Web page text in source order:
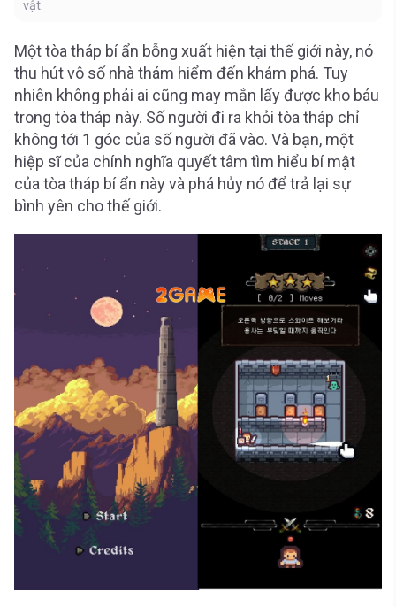
vật.
Một tòa tháp bí ẩn bỗng xuất hiện tại thế giới này, nó
thu hút vô số nhà thám hiểm đến khám phá. Tuy
nhiên không phải ai cũng may mắn lấy được kho báu
trong tòa tháp này. Số người đi ra khỏi tòa tháp chỉ
không tới 1 góc của số người đã vào. Và bạn, một
hiệp sĩ của chính nghĩa quyết tâm tìm hiểu bí mật
của tòa tháp bí ẩn này và phá hủy nó để trả lại sự
bình yên cho thế giới.